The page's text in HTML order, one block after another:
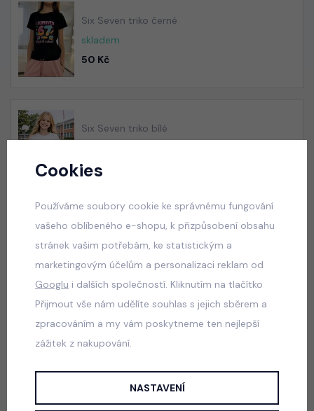
Six Seven triko černé
skladem
50 Kč
Six Seven triko bílé
50 Kč
Jak vybrat správnou velikost?
Bavlněné triko, motiv SQUISHY DUMPLING vpředu.
Cookies
Používáme soubory cookie ke správnému fungování
vašeho oblíbeného e-shopu, k přizpůsobení obsahu
stránek vašim potřebám, ke statistickým a
marketingovým účelům a personalizaci reklam od
Googlu i dalších společností. Kliknutím na tlačítko
Přijmout vše nám udělíte souhlas s jejich sběrem a
zpracováním a my vám poskytneme ten nejlepší
zážitek z nakupování.
NASTAVENÍ